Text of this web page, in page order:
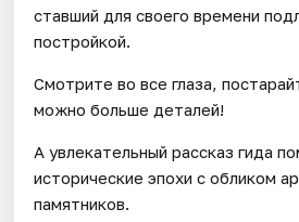
ставший для своего времени
постройкой.
Смотрите во все глаза,
можно больше деталей!
А увлекательный рассказ гида
исторические эпохи c обликом
памятников.